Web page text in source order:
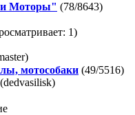
и Моторы" (78/8643)
1)
)
мотособаки (49/5516)
(dedvasilisk)